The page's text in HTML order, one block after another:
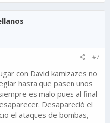
#7
con David kamizazes no
hasta que pasen unos
es malo pues al final
Desapareció el
el ataques de bombas,